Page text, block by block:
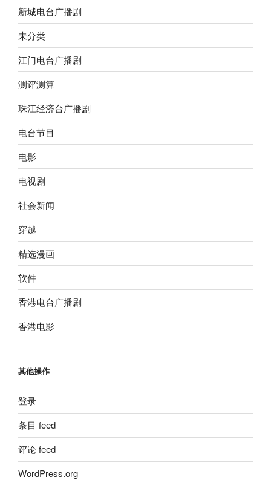
新城电台广播剧
未分类
江门电台广播剧
测评测算
珠江经济台广播剧
电台节目
电影
电视剧
社会新闻
穿越
精选漫画
软件
香港电台广播剧
香港电影
其他操作
登录
条目 feed
评论 feed
WordPress.org